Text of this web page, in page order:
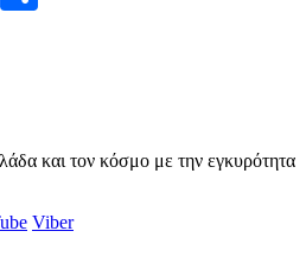
και τον κόσμο με την εγκυρότητα
Viber